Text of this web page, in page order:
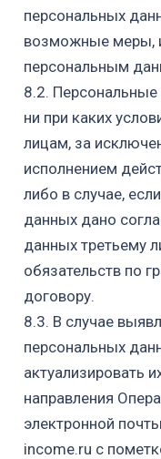
персональных
возможные меры,
персональным
8.2.
ни при каких
лицам, за
исполнением
либо в случае,
данных дано
данных третьему
обязательств по
договору.
8.3. В случае
персональных
актуализировать
направления
электронной
income.ru с